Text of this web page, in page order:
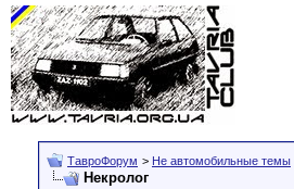
ТавроФорум > Не автомобильные темы
Некролог